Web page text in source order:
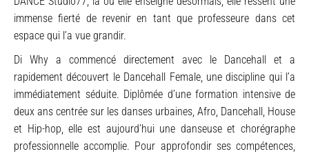
immense fierté de revenir en tant que professeure dans cet
espace qui l’a vue grandir.
Di Why a commencé directement avec le Dancehall et a
rapidement découvert le Dancehall Female, une discipline qui l’a
immédiatement séduite. Diplômée d’une formation intensive de
deux ans centrée sur les danses urbaines, Afro, Dancehall, House
et Hip-hop, elle est aujourd’hui une danseuse et chorégraphe
professionnelle accomplie. Pour approfondir ses compétences,